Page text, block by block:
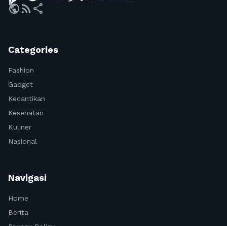
publicrss_feed share
Categories
Fashion
Gadget
Kecantikan
Kesehatan
Kuliner
Nasional
Navigasi
Home
Berita